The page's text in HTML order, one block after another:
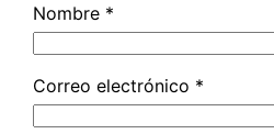
Nombre *
Correo electrónico *